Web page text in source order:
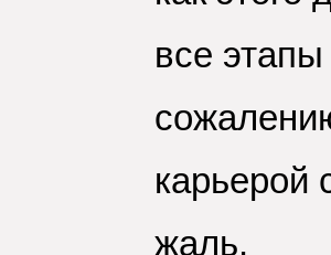
все
карьерой
жаль.